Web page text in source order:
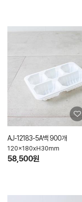
AJ-12183-5A백 900개
120x180xH30mm
58,500원